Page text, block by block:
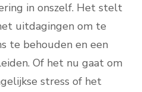
in onszelf. Het stelt
uitdagingen om te
te behouden en een
Of het nu gaat om
stress of het